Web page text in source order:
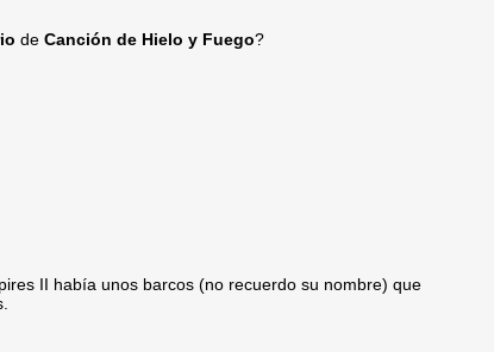
deCanción de Hielo y Fuego?
II había unos barcos (no recuerdo su nombre) que